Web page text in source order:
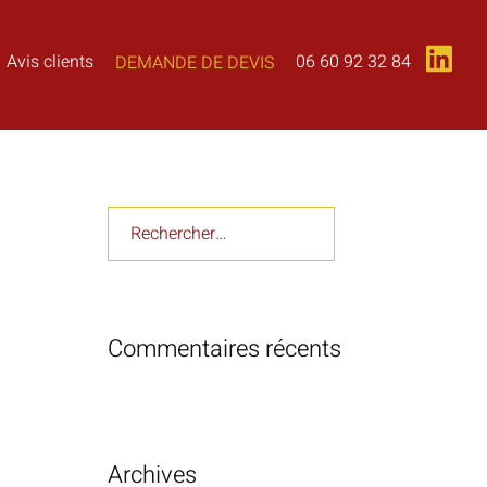
Avis clients DEMANDE DE DEVIS 06 60 92 32 84
Commentaires récents
Archives